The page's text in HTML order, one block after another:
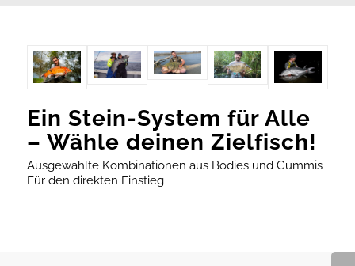
Ein Stein-System für Alle
– Wähle deinen Zielfisch!
Ausgewählte Kombinationen aus Bodies und Gummis
Für den direkten Einstieg